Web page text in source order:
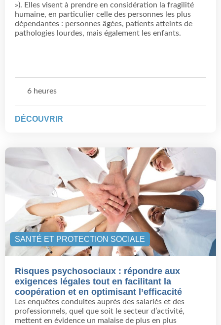
»). Elles visent à prendre en considération la fragilité
humaine, en particulier celle des personnes les plus
dépendantes : personnes âgées, patients atteints de
pathologies lourdes, mais également les enfants.
6 heures
DÉCOUVRIR
SANTÉ ET PROTECTION SOCIALE
Risques psychosociaux : répondre aux
exigences légales tout en facilitant la
coopération et en optimisant l’efficacité
Les enquêtes conduites auprès des salariés et des
professionnels, quel que soit le secteur d’activité,
mettent en évidence un malaise de plus en plus